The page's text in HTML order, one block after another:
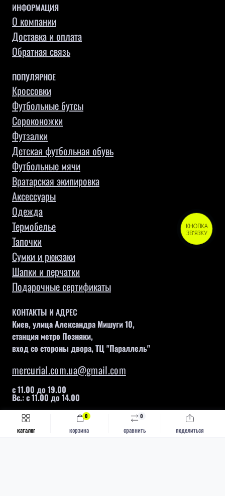
каталог сравнить
0
поделиться
корзина
0
Быстрый заказ
ИНФОРМАЦИЯ
О компании
Доставка и оплата
Обратная связь
ПОПУЛЯРНОЕ
Кроссовки
Футбольные бутсы
Сороконожки
Футзалки
Детская футбольная обувь
Футбольные мячи
Вратарская экипировка
Аксессуары
Одежда
Термобелье
Тапочки
Сумки и рюкзаки
Шапки и перчатки
Подарочные сертификаты
КОНТАКТЫ И АДРЕС
Киев, улица Александра Мишуги 10,
станция метро Позняки,
вход со стороны двора, ТЦ "Параллель"
mercurial.com.ua@gmail.com
с 11.00 до 19.00
Вс.: с 11.00 до 14.00
КНОПКА
ЗВ'ЯЗКУ